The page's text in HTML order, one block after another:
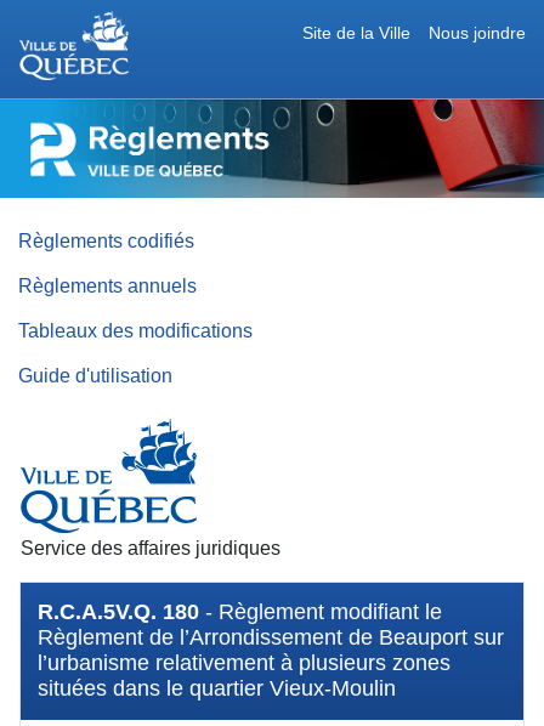
Nous joindre
Site de la Ville
RÈGLEMENTS
DE
QUÉBEC
Règlements codifiés
Règlements annuels
Tableaux des modifications
Guide d'utilisation
Service des affaires juridiques
R.C.A.5V.Q. 180 - Règlement modifiant le
Règlement de l’Arrondissement de Beauport sur
l’urbanisme relativement à plusieurs zones
situées dans le quartier Vieux-Moulin